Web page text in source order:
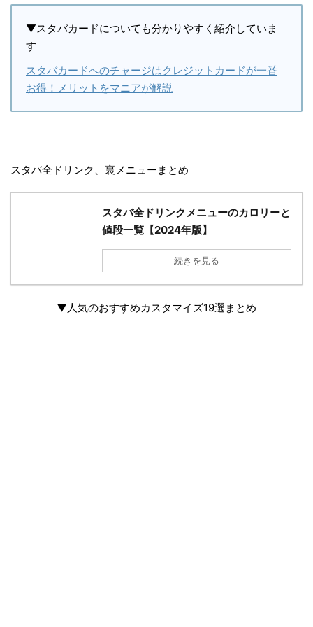
▼スタバカードについても分かりやすく紹介していま
す
スタバカードへのチャージはクレジットカードが一番
お得！メリットをマニアが解説
スタバ全ドリンク、裏メニューまとめ
スタバ全ドリンクメニューのカロリーと
値段一覧【2024年版】
続きを見る
▼人気のおすすめカスタマイズ19選まとめ